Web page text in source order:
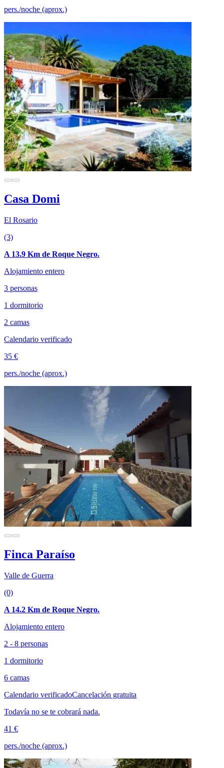
pers./noche (aprox.)
Casa Domi
El Rosario
(3)
A 13.9 Km de Roque Negro.
Alojamiento entero
3 personas
1 dormitorio
2 camas
Calendario verificado
35 €
pers./noche (aprox.)
Finca Paraíso
Valle de Guerra
(0)
A 14.2 Km de Roque Negro.
Alojamiento entero
2 - 8 personas
1 dormitorio
6 camas
Calendario verificadoCancelación gratuita
Todavía no se te cobrará nada.
41 €
pers./noche (aprox.)